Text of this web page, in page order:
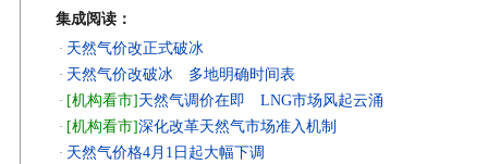
集成阅读：
· 天然气价改正式破冰
· 天然气价改破冰 多地明确时间表
· [机构看市] 天然气调价在即 LNG市场风起云涌
· [机构看市]深化改革天然气市场准入机制
· 天然气价格4月1日起大幅下调